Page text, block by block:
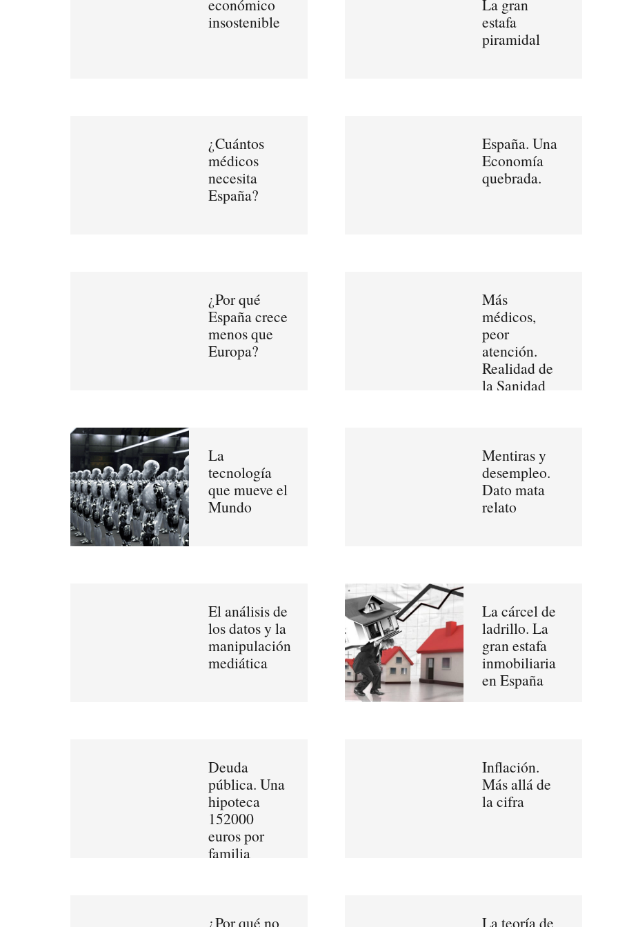
económico
insostenible
La gran
estafa
piramidal
¿Cuántos
médicos
necesita
España?
España. Una
Economía
quebrada.
¿Por qué
España crece
menos que
Europa?
Más
médicos,
peor
atención.
Realidad de
la Sanidad
La
tecnología
que mueve el
Mundo
Mentiras y
desempleo.
Dato mata
relato
El análisis de
los datos y la
manipulación
mediática
La cárcel de
ladrillo. La
gran estafa
inmobiliaria
en España
Deuda
pública. Una
hipoteca
152000
euros por
familia
Inflación.
Más allá de
la cifra
¿Por qué no La teoría de